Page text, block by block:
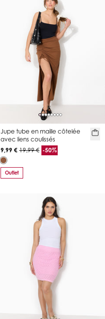
Jupe tube en maille côtelée
avec liens coulissés
9,99 € 19,99 € -50%
Outlet